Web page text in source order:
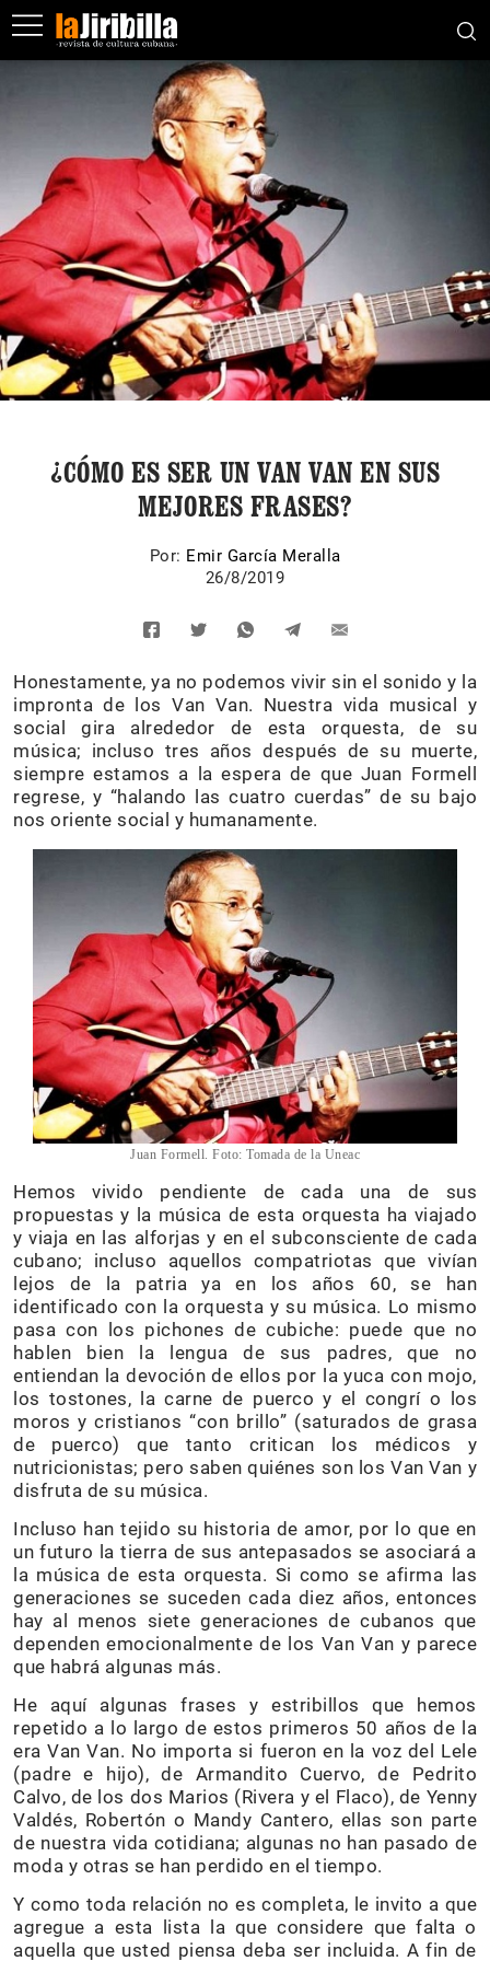
¿CÓMO ES SER UN VAN VAN EN SUS
MEJORES FRASES?
Por: Emir García Meralla
26/8/2019
Honestamente, ya no podemos vivir sin el sonido y la
impronta de los Van Van. Nuestra vida musical y
social gira alrededor de esta orquesta, de su
música; incluso tres años después de su muerte,
siempre estamos a la espera de que Juan Formell
regrese, y “halando las cuatro cuerdas” de su bajo
nos oriente social y humanamente.
Juan Formell. Foto: Tomada de la Uneac
Hemos vivido pendiente de cada una de sus
propuestas y la música de esta orquesta ha viajado
y viaja en las alforjas y en el subconsciente de cada
cubano; incluso aquellos compatriotas que vivían
lejos de la patria ya en los años 60, se han
identificado con la orquesta y su música. Lo mismo
pasa con los pichones de cubiche: puede que no
hablen bien la lengua de sus padres, que no
entiendan la devoción de ellos por la yuca con mojo,
los tostones, la carne de puerco y el congrí o los
moros y cristianos “con brillo” (saturados de grasa
de puerco) que tanto critican los médicos y
nutricionistas; pero saben quiénes son los Van Van y
disfruta de su música.
Incluso han tejido su historia de amor, por lo que en
un futuro la tierra de sus antepasados se asociará a
la música de esta orquesta. Si como se afirma las
generaciones se suceden cada diez años, entonces
hay al menos siete generaciones de cubanos que
dependen emocionalmente de los Van Van y parece
que habrá algunas más.
He aquí algunas frases y estribillos que hemos
repetido a lo largo de estos primeros 50 años de la
era Van Van. No importa si fueron en la voz del Lele
(padre e hijo), de Armandito Cuervo, de Pedrito
Calvo, de los dos Marios (Rivera y el Flaco), de Yenny
Valdés, Robertón o Mandy Cantero, ellas son parte
de nuestra vida cotidiana; algunas no han pasado de
moda y otras se han perdido en el tiempo.
Y como toda relación no es completa, le invito a que
agregue a esta lista la que considere que falta o
aquella que usted piensa deba ser incluida. A fin de